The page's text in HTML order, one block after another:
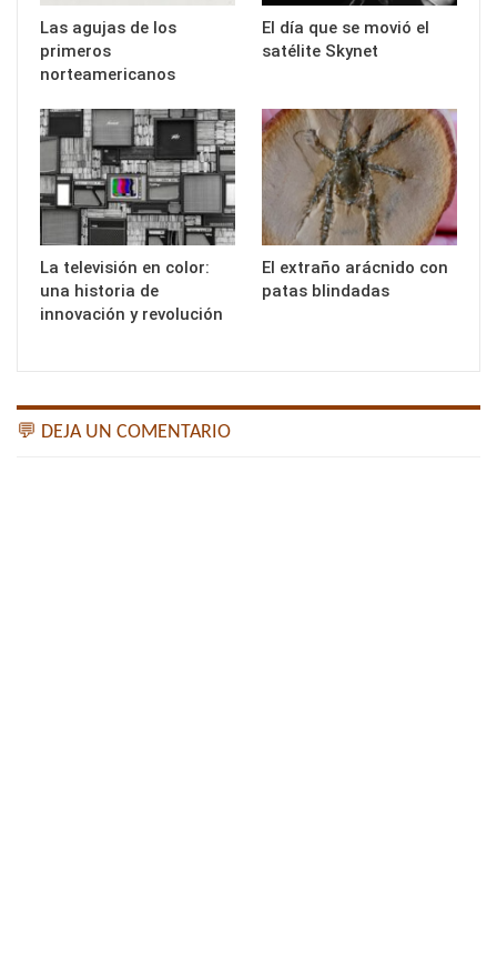
Las agujas de los
primeros
norteamericanos
El día que se movió el
satélite Skynet
La televisión en color:
una historia de
innovación y revolución
El extraño arácnido con
patas blindadas
💬 DEJA UN COMENTARIO